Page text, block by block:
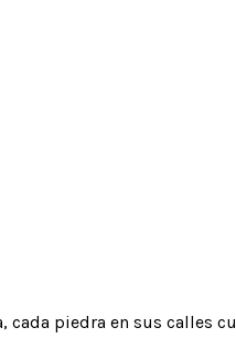
piedra en sus calles